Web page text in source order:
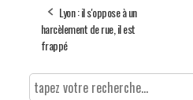
Lyon : il s'oppose à un
harcèlement de rue, il est
frappé